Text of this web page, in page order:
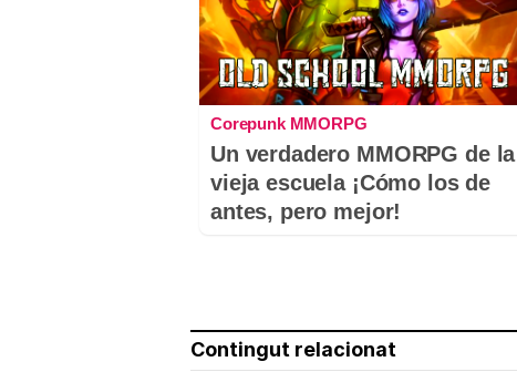
Corepunk MMORPG
Un verdadero MMORPG de la
vieja escuela ¡Cómo los de
antes, pero mejor!
Contingut relacionat